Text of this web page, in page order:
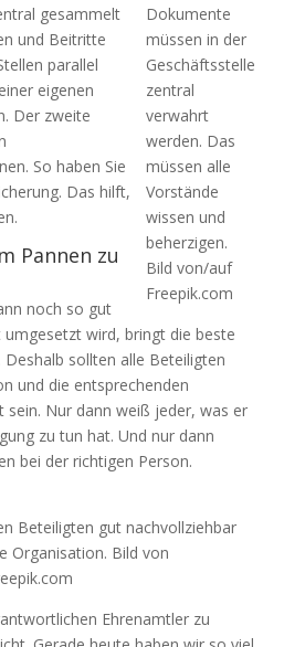
Dokumente
müssen in der
Geschäftsstelle
zentral
verwahrt
werden. Das
müssen alle
Vorstände
wissen und
beherzigen.
Bild von/auf
Freepik.com
gesammelt
und Beitritte
parallel
eigenen
Der zweite
So haben Sie
Das hilft,
Pannen zu
noch so gut
umgesetzt wird, bringt die beste
sollten alle Beteiligten
und die entsprechenden
sein. Nur dann weiß jeder, was er
zu tun hat. Und nur dann
bei der richtigen Person.
Beteiligten gut nachvollziehbar
Organisation. Bild von
Ehrenamtler zu